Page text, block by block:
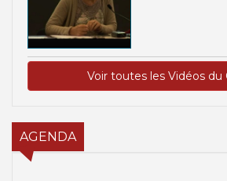
Voir toutes les Vidéos du
AGENDA